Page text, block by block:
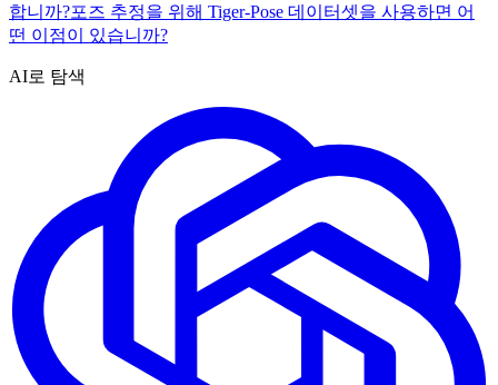
합니까?포즈 추정을 위해 Tiger-Pose 데이터셋을 사용하면 어
떤 이점이 있습니까?
AI로 탐색